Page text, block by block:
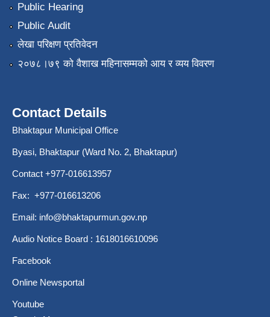
Public Hearing
Public Audit
लेखा परिक्षण प्रतिवेदन
२०७८।७९ को वैशाख महिनासम्मको आय र व्यय विवरण
Contact Details
Bhaktapur Municipal Office
Byasi, Bhaktapur (Ward No. 2, Bhaktapur)
Contact +977-016613957
Fax: +977-016613206
Email: info@bhaktapurmun.gov.np
Audio Notice Board : 1618016610096
Facebook
Online Newsportal
Youtube